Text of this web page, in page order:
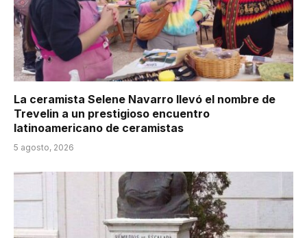
La ceramista Selene Navarro llevó el nombre de
Trevelin a un prestigioso encuentro
latinoamericano de ceramistas
5 agosto, 2026